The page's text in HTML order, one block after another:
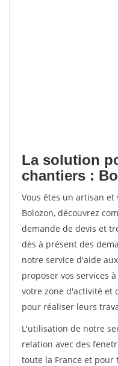
La solution
chantiers :
Vous êtes un artisan
Bolozon, découvrez
demande de devis et
dès à présent des
notre service d'aide
proposer vos services
votre zone d'activité et
pour réaliser leurs
L'utilisation de notre
relation avec des
toute la France et pour